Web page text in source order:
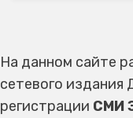
На данном сайте
сетевого
регистрации СМИ